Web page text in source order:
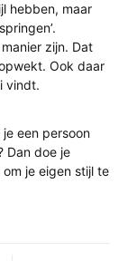
hebben, maar
zijn. Dat
Ook daar
vindt.
een persoon
Dan doe je
je eigen stijl te